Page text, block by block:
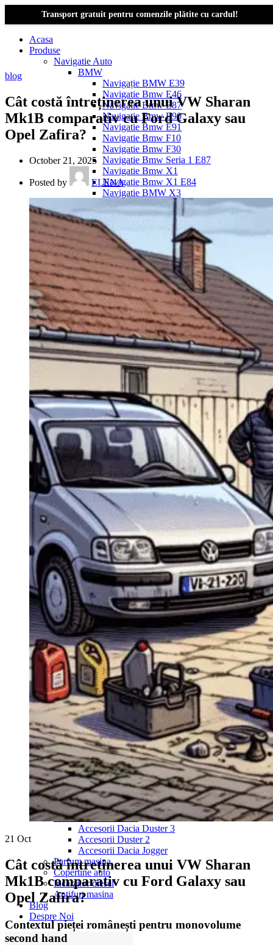
Transport gratuit pentru comenzile plătite cu cardul!
Acasa
Produse
Navigatie Auto
BMW
Navigație BMW E39
Navigatie Bmw E46
Navigatie Bmw E87
Navigatie Bmw E90
Navigatie Bmw E91
Navigatie Bmw F10
Navigatie Bmw F30
Navigatie Bmw Seria 1 E87
Navigatie Bmw X1
Navigatie Bmw X1 E84
Navigatie BMW X3
Navigatie BMW X3 E83
Navigatie BMW X3 f25
Dacia Logan
Navigație Dacia Logan 1 (2004–2012)
Navigație Dacia Logan 2 (2012–2020)
Navigație Dacia Logan 3 (2020–Prezent)
Dacia Duster
Navigatie Duster 2011
Navigatie Duster 2019
Audi
Navigatie Audi A3 8p
Navigatie Audi A4
Navigatie Audi A4 B6
Navigatie Audi A4 B7
Navigatie Audi A4 B8
Navigatie Audi A5
Navigatie Audi A6 C5
Navigatie Audi A6 C6
Navigatie Audi A6 C7
Navigatie Audi Q5
Ford
Navigație Ford Fiesta
Navigație Ford Focus 1
Navigație Ford Focus 2
Navigație Ford Focus MK3
Navigație Ford Mondeo MK3
Navigație Ford Mondeo MK4
Navigație Ford Transit
Mercedes
Navigație Mercedes C Class W203
Navigație Mercedes C Class W204
Navigație Mercedes W203
Navigație Mercedes W204
Navigație Mercedes W211
Navigație Mercedes Sprinter
Passat
Navigație Passat B5
Navigație Passat B5 5
Navigație Passat B6
Navigație Passat B7
Navigație Passat B8
Navigație Passat CC
Skoda
Navigație Skoda Fabia 1
Navigație Skoda Fabia 2
Navigație Skoda Octavia 1
Navigație Skoda Octavia 2
Navigație Skoda Octavia 3
Navigație Skoda Rapid
Navigație Skoda Superb 1
Navigație Skoda Superb 2
Navigație Toyota Avensis T25
Portbagaj Plafon Auto
Sub 350 Litri
Peste 350 Litri
Peste 450 litri
Accesorii auto masina
Accesorii Dacia Duster 3
Accesorii Duster 2
Accesorii Dacia Jogger
Parfum masina
Copertine auto
Incalzitor diesel
Antifurt masina
Blog
Despre Noi
blog
Cât costă întreținerea unui VW Sharan
Mk1B comparativ cu Ford Galaxy sau
Opel Zafira?
October 21, 2025
Posted by ELENA
21 Oct
Cât costă întreținerea unui VW Sharan
Mk1B comparativ cu Ford Galaxy sau
Opel Zafira?
Contextul pieței românești pentru monovolume
second hand